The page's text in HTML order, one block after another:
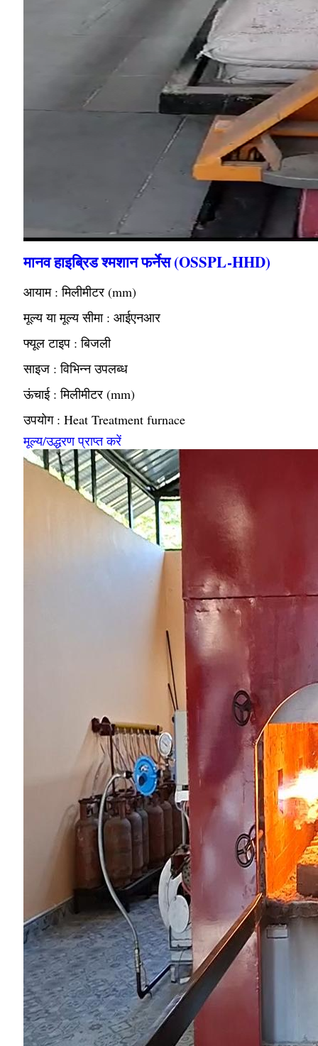
मानव हाइब्रिड श्मशान फर्नेस (OSSPL-HHD)
आयाम : मिलीमीटर (mm)
मूल्य या मूल्य सीमा : आईएनआर
फ्यूल टाइप : बिजली
साइज : विभिन्न उपलब्ध
ऊंचाई : मिलीमीटर (mm)
उपयोग : Heat Treatment furnace
मूल्य/उद्धरण प्राप्त करें